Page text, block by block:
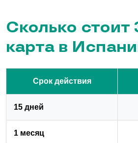
Сколько стоит
карта в
Срок действия
15 дней
1 месяц